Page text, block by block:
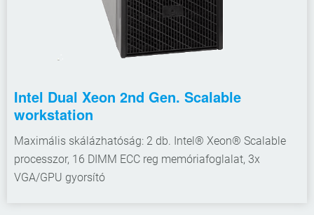
Intel Dual Xeon 2nd Gen. Scalable
workstation
Maximális skálázhatóság: 2 db. Intel® Xeon® Scalable
processzor, 16 DIMM ECC reg memóriafoglalat, 3x
VGA/GPU gyorsító